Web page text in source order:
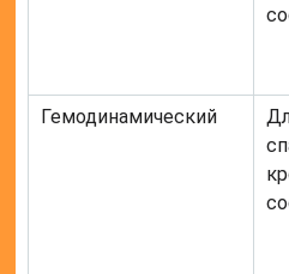
Гемодинамический